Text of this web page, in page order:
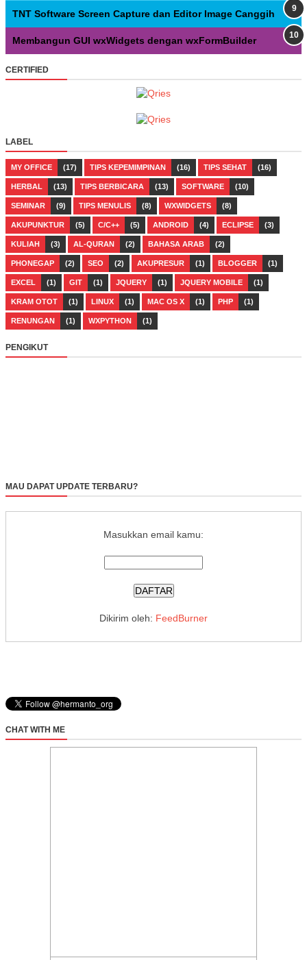
TNT Software Screen Capture dan Editor Image Canggih
Membangun GUI wxWidgets dengan wxFormBuilder
CERTIFIED
LABEL
MY OFFICE (17) TIPS KEPEMIMPINAN (16) TIPS SEHAT (16)
HERBAL (13) TIPS BERBICARA (13) SOFTWARE (10)
SEMINAR (9) TIPS MENULIS (8) WXWIDGETS (8)
AKUPUNKTUR (5) C/C++ (5) ANDROID (4) ECLIPSE (3)
KULIAH (3) AL-QURAN (2) BAHASA ARAB (2)
PHONEGAP (2) SEO (2) AKUPRESUR (1) BLOGGER (1)
EXCEL (1) GIT (1) JQUERY (1) JQUERY MOBILE (1)
KRAM OTOT (1) LINUX (1) MAC OS X (1) PHP (1)
RENUNGAN (1) WXPYTHON (1)
PENGIKUT
MAU DAPAT UPDATE TERBARU?
Masukkan email kamu:
Dikirim oleh: FeedBurner
CHAT WITH ME